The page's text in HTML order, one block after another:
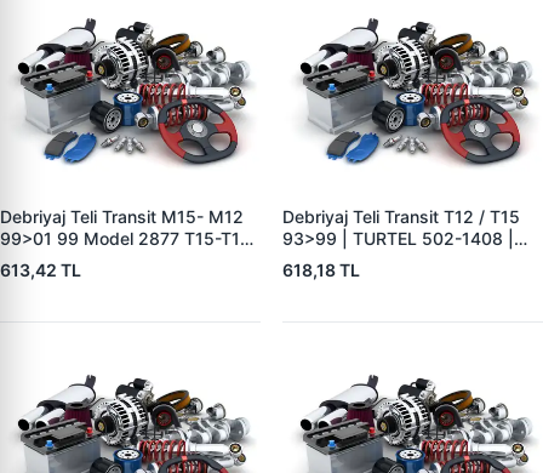
Debriyaj Teli Transit M15- M12
99>01 99 Model 2877 T15-T12
| TURTEL 502-1422 | OEM
96VB 7K553 CA 1011806
613,42 TL
Debriyaj Teli Transit T12 / T15
93>99 | TURTEL 502-1408 |
OEM 88VB-7K553-AA
618,18 TL